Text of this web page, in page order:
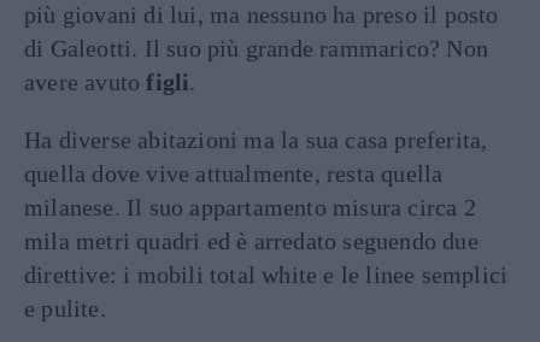
più giovani di lui, ma nessuno ha preso il posto
di Galeotti. Il suo più grande rammarico? Non
avere avutofigli.
Ha diverse abitazioni ma la sua casa preferita,
quella dove vive attualmente, resta quella
milanese. Il suo appartamento misura circa 2
mila metri quadri ed è arredato seguendo due
direttive: i mobili total white e le linee semplici
e pulite.